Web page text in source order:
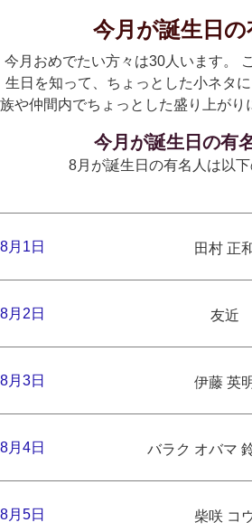
今月が誕生日の
今月おめでたい方々は30人います。
生日を知って、ちょっとした小ネタ
族や仲間内でちょっとした盛り上がり
今月が誕生日の有
8月が誕生日の有名人は以下
8月1日 田村 正
8月2日 友近
8月3日 伊藤 英
8月4日 バラク オバマ
8月5日 柴咲 コ